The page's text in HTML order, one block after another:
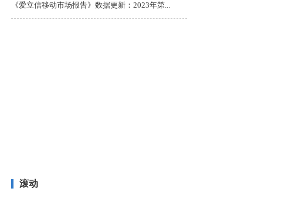
《爱立信移动市场报告》数据更新：2023年第...
滚动